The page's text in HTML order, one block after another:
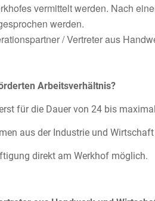
vermittelt werden. Nach
werden.
/ Vertreter aus
Arbeitsverhältnis?
für die Dauer von 24 bis
aus der Industrie und
direkt am Werkhof möglich.